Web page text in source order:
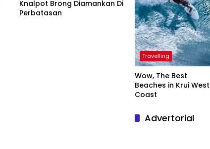
Knalpot Brong Diamankan Di
Perbatasan
Travelling
Wow, The Best
Beaches in Krui West
Coast
Advertorial